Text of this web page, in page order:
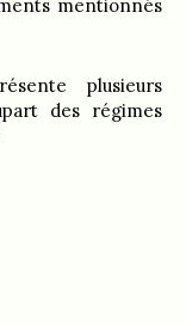
mentionnés
plusieurs
des régimes